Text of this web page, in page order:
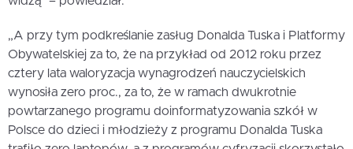
„A przy tym podkreślanie zasług Donalda Tuska i Platformy
Obywatelskiej za to, że na przykład od 2012 roku przez
cztery lata waloryzacja wynagrodzeń nauczycielskich
wynosiła zero proc., za to, że w ramach dwukrotnie
powtarzanego programu doinformatyzowania szkół w
Polsce do dzieci i młodzieży z programu Donalda Tuska